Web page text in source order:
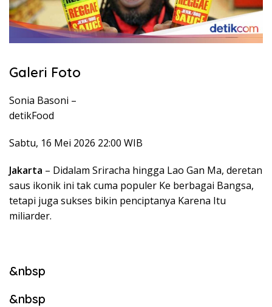
Galeri Foto
Sonia Basoni –
detikFood
Sabtu, 16 Mei 2026 22:00 WIB
Jakarta – Didalam Sriracha hingga Lao Gan Ma, deretan
saus ikonik ini tak cuma populer Ke berbagai Bangsa,
tetapi juga sukses bikin penciptanya Karena Itu
miliarder.
&nbsp
&nbsp